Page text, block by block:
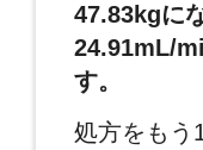
47.83kgに
24.91mL/
す。
処方をもう